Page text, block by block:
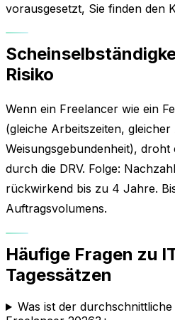
vorausgesetzt, Sie finden den
Risiko
Wenn ein Freelancer wie ein
(gleiche Arbeitszeiten,
Weisungsgebundenheit),
durch die DRV. Folge:
rückwirkend bis zu 4 Jahre.
Auftragsvolumens.
Häufige Fragen zu
Tagessätzen
Was ist der